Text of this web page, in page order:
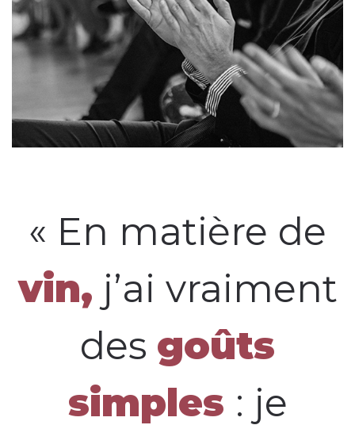
« En matière de
vin, j’ai vraiment
des goûts
simples : je